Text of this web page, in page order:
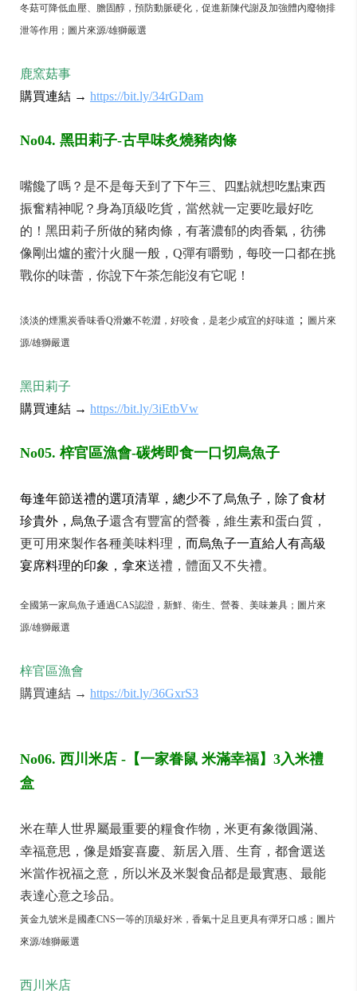
冬菇可降低血壓、膽固醇，預防動脈硬化，促進新陳代謝及加強體內廢物排
泄等作用；圖片來源/雄獅嚴選
鹿窯菇事
購買連結 → https://bit.ly/34rGDam
No04. 黑田莉子-古早味炙燒豬肉條
嘴饞了嗎？是不是每天到了下午三、四點就想吃點東西
振奮精神呢？身為頂級吃貨，當然就一定要吃最好吃
的！黑田莉子所做的豬肉條，有著濃郁的肉香氣，彷彿
像剛出爐的蜜汁火腿一般，Q彈有嚼勁，每咬一口都在挑
戰你的味蕾，你說下午茶怎能沒有它呢！
淡淡的煙熏炭香味香Q滑嫩不乾澀，好咬食，是老少咸宜的好味道 ；
圖片來
源/雄獅嚴選
黑田莉子
購買連結 → https://bit.ly/3iEtbVw
No05. 梓官區漁會-碳烤即食一口切烏魚子
每逢年節送禮的選項清單，總少不了烏魚子， 除了食材
珍貴外，烏魚子還含有豐富的營養，維生素和蛋白質，
更可用來製作各種美味料理， 而烏魚子一直給人有高級
宴席料理的印象，拿來送禮，體面又不失禮。
全國第一家烏魚子通過CAS認證，新鮮、衛生、營養、美味兼具；圖片來
源/雄獅嚴選
梓官區漁會
購買連結 → https://bit.ly/36GxrS3
No06. 西川米店 -【一家眷鼠 米滿幸福】3入米禮
盒
米在華人世界屬最重要的糧食作物，米更有象徵圓滿、
幸福意思，像是婚宴喜慶、新居入厝、生育，都會選送
米當作祝福之意，所以米及米製食品都是最實惠、最能
表達心意之珍品。
黃金九號米是國產CNS一等的頂級好米，香氣十足且更具有彈牙口感；圖片
來源/雄獅嚴選
西川米店